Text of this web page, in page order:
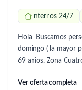
Internos 24/7
Hola! Buscamos
domingo ( la mayor
69 anios. Zona Cuatro Caminos, Importante que la persona
semana,
Ver oferta completa